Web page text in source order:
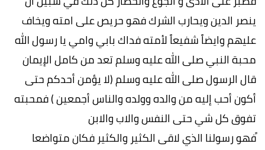
ينصر الدين ويحارب الشرك فهو ‏حريص على امته ويخاف
عليهم وايضاََ ‏شفيعاََ لأمته ‏فداك بابي وامي يا رسول الله
‏محبة النبي صلى الله عليه وسلم تعد من كامل الإيمان
‏قال الرسول صلى الله عليه وسلم ‏(لا يؤمن أحدكم حتى
أكون أحب إليه ‏من والده وولده والناس أجمعين ) ‏فمحبته
تفوق كل شي حتى النفس والاب والابن
ََفهو رسولنا الذي لاقى الكثير والكثير فكان متواضعا